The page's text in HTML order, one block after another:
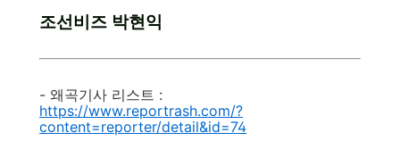
조선비즈 박현익
- 왜곡기사 리스트 :
https://www.reportrash.com/?
content=reporter/detail&id=74